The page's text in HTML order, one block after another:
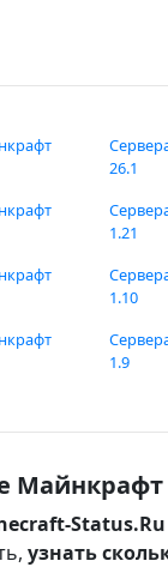
26.1
1.21
1.10
1.9
Майнкрафт
Status.Ru
узнать